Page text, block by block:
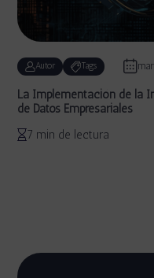
Autor Tags
La Implementación de la
de Datos Empresariales
7 min de lectura